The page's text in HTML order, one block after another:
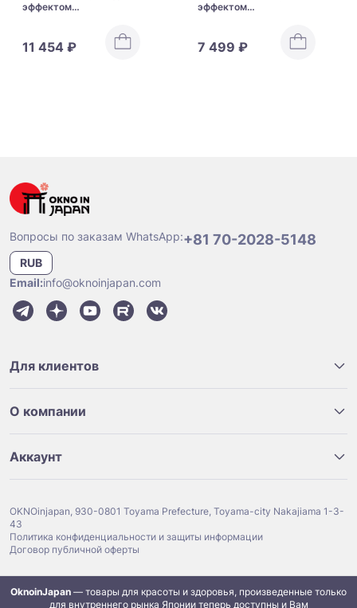
эффектом
CHANEL Les Beiges Eau
De Teint Water-Fresh
11 454 ₽
эффектом
для лица и тела CHANEL
Les Beiges Fluide
7 499 ₽
Вопросы по заказам WhatsApp:+81 70-2028-5148
RUB
Email:info@oknoinjapan.com
Для клиентов
О компании
Аккаунт
OKNOinjapan, 930-0801 Toyama Prefecture, Toyama-city Nakajiama 1-3-
43
Политика конфиденциальности и защиты информации
Договор публичной оферты
OknoinJapan — товары для красоты и здоровья, произведенные только
для внутреннего рынка Японии теперь доступны и Вам